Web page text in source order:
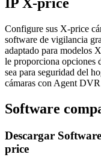
IP X-price
Configure sus X-price
software de vigilancia
adaptado para modelos
le proporciona opciones
sea para seguridad del
cámaras con Agent
Software
Descargar
price